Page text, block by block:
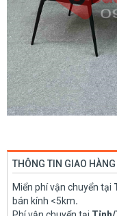
THÔNG TIN GIAO HÀNG
Miển phí vận chuyển tại
bán kính <5km.